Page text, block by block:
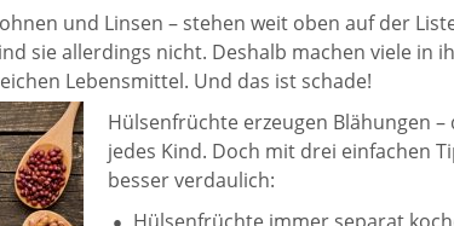
und Linsen – stehen weit oben auf der
sie allerdings nicht. Deshalb machen viele in
Lebensmittel. Und das ist schade!
Hülsenfrüchte erzeugen Blähungen
jedes Kind. Doch mit drei einfachen
besser verdaulich: